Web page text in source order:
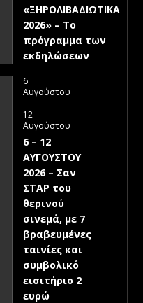
«ΞΗΡΟΛΙΒΑΔΙΩΤΙΚΑ
2026» – To
πρόγραμμα των
εκδηλώσεων
6
Αυγούστου
-
12
Αυγούστου
6 – 12
ΑΥΓΟΥΣΤΟΥ
2026 – Σαν
ΣΤΑΡ του
θερινού
σινεμά, με 7
βραβευμένες
ταινίες και
συμβολικό
εισιτήριο 2
ευρώ